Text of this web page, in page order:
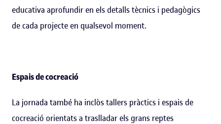
educativa aprofundir en els detalls tècnics i pedagògics
de cada projecte en qualsevol moment.
Espais de cocreació
La jornada també ha inclòs tallers pràctics i espais de
cocreació orientats a traslladar els grans reptes